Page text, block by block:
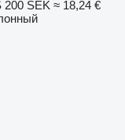
200 SEK ≈ 18,24 €